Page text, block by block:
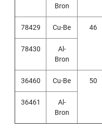
O
S
E
O
A
E
)
Bron
78429 Cu-Be 46
78430
Al-
Bron
36460 Cu-Be 50
36461
Al-
Bron